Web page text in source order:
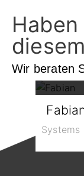
Wir beraten
Systems